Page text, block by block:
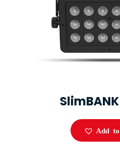
SlimBANK
Add